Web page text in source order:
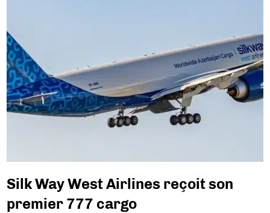
Silk Way West Airlines reçoit son
premier 777 cargo